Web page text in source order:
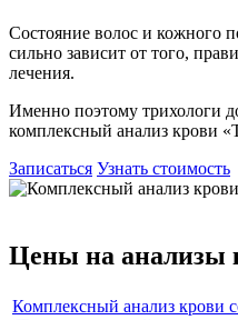
Состояние волос и кожного
сильно зависит от того,
лечения.
Именно поэтому трихологи
комплексный анализ крови
Записаться Узнать стоимость
Цены на анализы
Комплексный анализ крови